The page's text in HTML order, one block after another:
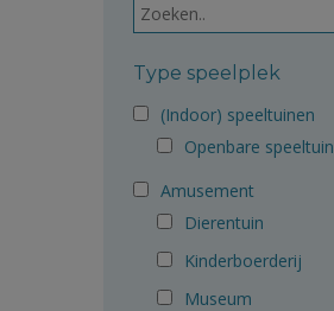
Type speelplek
(Indoor) speeltuinen
Openbare speeltuin
Amusement
Dierentuin
Kinderboerderij
Museum